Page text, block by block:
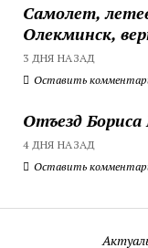
Самолет,
Олекминск,
3 ДНЯ НАЗАД
Оставить
Отъезд
4 ДНЯ НАЗАД
Оставить